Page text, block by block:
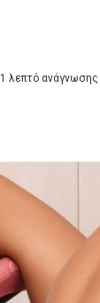
1 λεπτό ανάγνωσης